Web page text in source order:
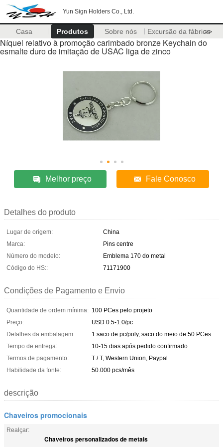
Yun Sign Holders Co., Ltd.
Casa Produtos Sobre nós Excursão da fábrica
>>
Níquel relativo à promoção carimbado bronze Keychain do
esmalte duro de imitação de USAC liga de zinco
Melhor preço Fale Conosco
Detalhes do produto
Lugar de origem:
China
Marca:
Pins centre
Número do modelo:
Emblema 170 do metal
Código do HS::
71171900
Condições de Pagamento e Envio
Quantidade de ordem mínima: 100 PCes pelo projeto
Preço:
USD 0.5-1.0/pc
Detalhes da embalagem:
1 saco de pc/poly, saco do meio de 50 PCes
Tempo de entrega:
10-15 dias após pedido confirmado
Termos de pagamento:
T / T, Western Union, Paypal
Habilidade da fonte:
50.000 pcs/mês
descrição
Chaveiros promocionais
Realçar:
Chaveiros personalizados de metais